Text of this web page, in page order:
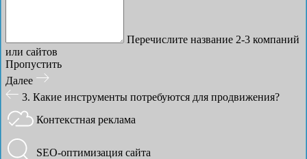
Перечислите название 2-3 компаний
или сайтов
Пропустить
Далее
3. Какие инструменты потребуются для продвижения?
Контекстная реклама
SEO-оптимизация сайта